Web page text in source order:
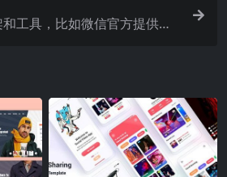
工具，比如微信官方提供的